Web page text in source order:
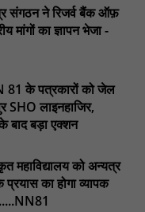
वाहन चालकों ने
सभी वाहन चालक : NN81
संपन्न, वीबी-जी राम-जी
संगठन ने रिजर्व बैंक ऑफ़
मांगों का ज्ञापन भेजा -
81 के पत्रकारों को जेल
SHO लाइनहाजिर,
बाद बड़ा एक्शन
महाविद्यालय को अन्यत्र
का होगा व्यापक